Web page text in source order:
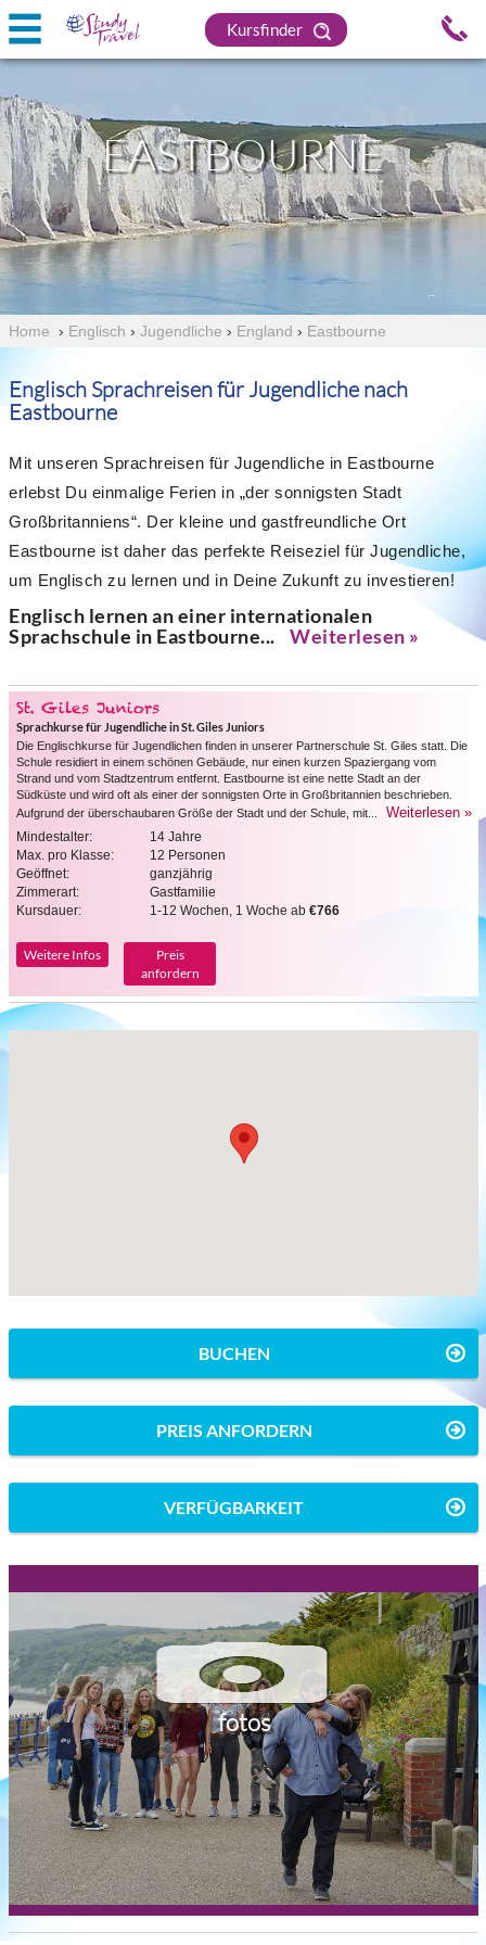
Kursfinder
EASTBOURNE
Home › Englisch › Jugendliche › England › Eastbourne
Englisch Sprachreisen für Jugendliche nach
Eastbourne
Mit unseren Sprachreisen für Jugendliche in Eastbourne
erlebst Du einmalige Ferien in „der sonnigsten Stadt
Großbritanniens“. Der kleine und gastfreundliche Ort
Eastbourne ist daher das perfekte Reiseziel für Jugendliche,
um Englisch zu lernen und in Deine Zukunft zu investieren!
Englisch lernen an einer internationalen
Sprachschule in Eastbourne...
Weiterlesen »
St. Giles Juniors
Sprachkurse für Jugendliche in St. Giles Juniors
Die Englischkurse für Jugendlichen finden in unserer Partnerschule St. Giles statt. Die
Schule residiert in einem schönen Gebäude, nur einen kurzen Spaziergang vom
Strand und vom Stadtzentrum entfernt. Eastbourne ist eine nette Stadt an der
Südküste und wird oft als einer der sonnigsten Orte in Großbritannien beschrieben.
Aufgrund der überschaubaren Größe der Stadt und der Schule, mit...
Weiterlesen »
Mindestalter:
14 Jahre
Max. pro Klasse:
12 Personen
Geöffnet:
ganzjährig
Zimmerart:
Gastfamilie
Kursdauer:
1-12 Wochen, 1 Woche ab €766
Weitere Infos
Preis
anfordern
BUCHEN
PREIS ANFORDERN
VERFÜGBARKEIT
fotos